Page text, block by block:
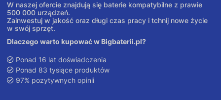
W naszej ofercie znajdują się baterie kompatybilne z prawie
500 000 urządzeń.
Zainwestuj w jakość oraz długi czas pracy i tchnij nowe życie
w swój sprzęt.
Dlaczego warto kupować w Bigbaterii.pl?
Ponad 16 lat doświadczenia
Ponad 83 tysiące produktów
97% pozytywnych opinii